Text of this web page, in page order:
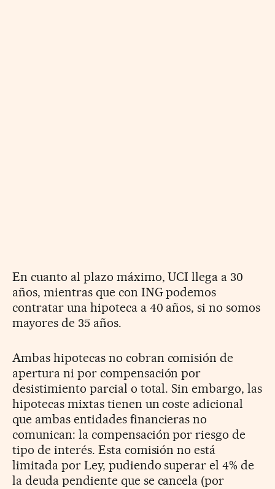
En cuanto al plazo máximo, UCI llega a 30
años, mientras que con ING podemos
contratar una hipoteca a 40 años, si no somos
mayores de 35 años.
Ambas hipotecas no cobran comisión de
apertura ni por compensación por
desistimiento parcial o total. Sin embargo, las
hipotecas mixtas tienen un coste adicional
que ambas entidades financieras no
comunican: la compensación por riesgo de
tipo de interés. Esta comisión no está
limitada por Ley, pudiendo superar el 4% de
la deuda pendiente que se cancela (por